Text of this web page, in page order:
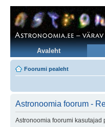
Avaleht
Foorumi pealeht
Astronoomia foorum -
Astronoomia foorumi kasutajad